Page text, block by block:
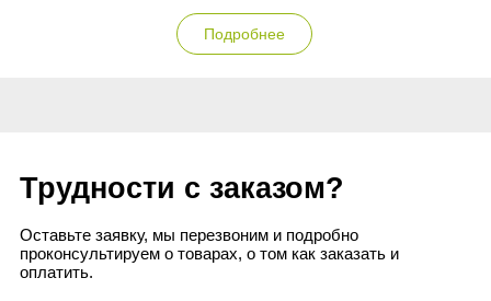
Подробнее
Трудности с заказом?
Оставьте заявку, мы перезвоним и подробно
проконсультируем о товарах, о том как заказать и
оплатить.